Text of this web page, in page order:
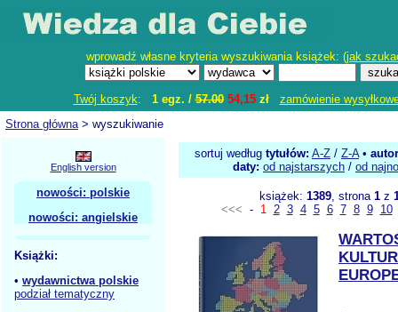
wprowadź własne kryteria wyszukiwania książek: (jak
Twój koszyk: 1 egz. /57.00 54,15zł
zamówienie
Strona główna> wyszukiwanie
English version
nowości: polskie
nowości: angielskie
Książki:
• wydawnictwa polskie
podział tematyczny
sortuj według tytułów: A-Z / Z-A•
daty: od najstarszych / od
książek: 1389, strona 1z
<<< - 1 2 3 4 5 6 7 8 9 10